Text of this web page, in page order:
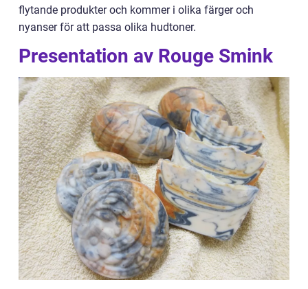
flytande produkter och kommer i olika färger och
nyanser för att passa olika hudtoner.
Presentation av Rouge Smink